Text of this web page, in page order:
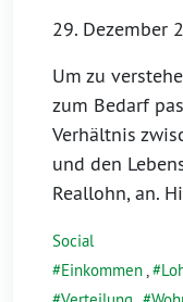
29. Dezember
Um zu
zum Bedarf
Verhältnis
und den
Reallohn, an.
Social
Einkommen,